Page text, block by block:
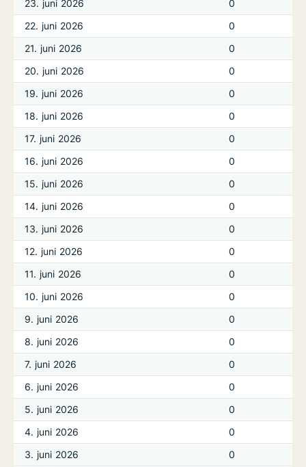
23. juni 2026
0
22. juni 2026
0
21. juni 2026
0
20. juni 2026
0
19. juni 2026
0
18. juni 2026
0
17. juni 2026
0
16. juni 2026
0
15. juni 2026
0
14. juni 2026
0
13. juni 2026
0
12. juni 2026
0
11. juni 2026
0
10. juni 2026
0
9. juni 2026
0
8. juni 2026
0
7. juni 2026
0
6. juni 2026
0
5. juni 2026
0
4. juni 2026
0
3. juni 2026
0